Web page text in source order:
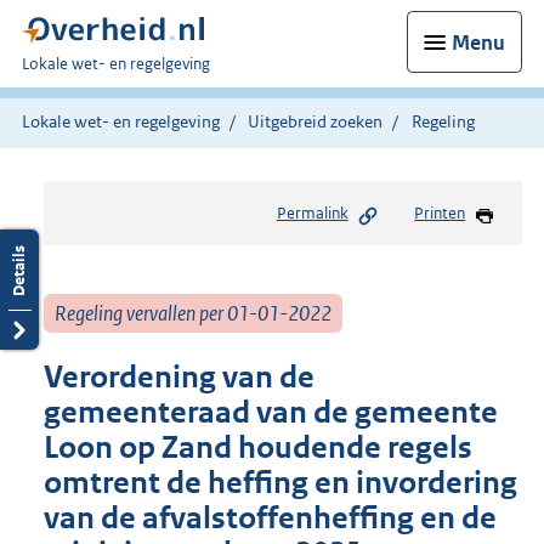
Menu
U
bent
hier:
Lokale wet- en regelgeving
Lokale wet- en regelgeving Uitgebreid zoeken Regeling
Permalink Printen
Regeling vervallen per 01-01-2022
Verordening van de
gemeenteraad van de gemeente
Loon op Zand houdende regels
omtrent de heffing en invordering
van de afvalstoffenheffing en de